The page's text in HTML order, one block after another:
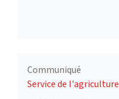
Communiqué
Service de l'agriculture